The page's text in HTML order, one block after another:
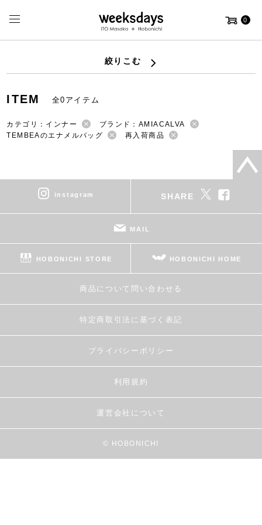
0
絞りこむ
ITEM 全0アイテム
カテゴリ：インナー
ブランド：AMIACALVA
TEMBEAのエナメルバッグ
再入荷商品
instagram SHARE
MAIL
HOBONICHI STORE HOBONICHI HOME
商品について問い合わせる
特定商取引法に基づく表記
プライバシーポリシー
利用規約
運営会社について
© HOBONICHI